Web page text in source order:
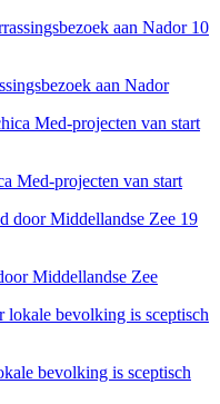
10
aan Nador
Med-projecten van start
19
Middellandse Zee
bevolking is sceptisch